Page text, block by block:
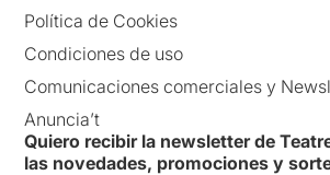
Política de Cookies
Condiciones de uso
Comunicaciones comerciales y
Anuncia’t
Quiero recibir la newsletter de
las novedades, promociones y